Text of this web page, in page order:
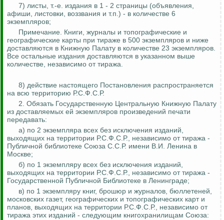
7) листы, т.-е. издания в 1 - 2 страницы (объявления,
афиши, листовки, воззвания и т.п.) - в количестве 6
экземпляров;
Примечание. Книги, журналы и топографические и
географические карты при тираже в 500 экземпляров и ниже
доставляются в Книжную Палату в количестве 23 экземпляров.
Все остальные издания доставляются в указанном выше
количестве, независимо от тиража.
8) действие настоящего Постановления распространяется
на всю территорию Р.С.Ф.С.Р.
2. Обязать Государственную Центральную Книжную Палату
из доставляемых ей экземпляров произведений печати
передавать:
а) по 2 экземпляра всех без исключения изданий,
выходящих на территории Р.С.Ф.С.Р., независимо от тиража -
Публичной библиотеке Союза С.С.Р. имени В.И. Ленина в
Москве;
б) по 1 экземпляру всех без исключения изданий,
выходящих на территории Р.С.Ф.С.Р., независимо от тиража -
Государственной Публичной Библиотеке в Ленинграде;
в) по 1 экземпляру книг, брошюр и журналов, бюллетеней,
московских газет, географических и топографических карт и
планов, выходящих на территории Р.С.Ф.С.Р., независимо от
тиража этих изданий - следующим книгохранилищам Союза: